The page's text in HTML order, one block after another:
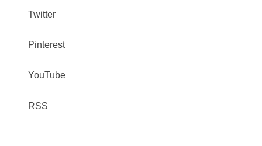
Twitter
Pinterest
YouTube
RSS